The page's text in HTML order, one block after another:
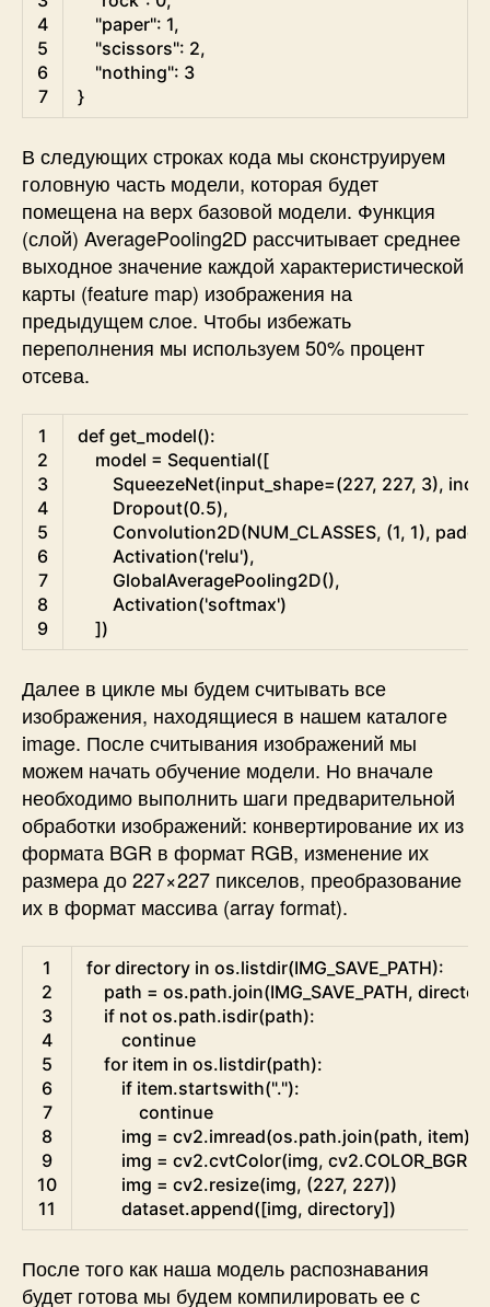
4
5
6
7
"paper": 1,
"scissors": 2,
"nothing": 3
}
В следующих строках кода мы сконструируем
головную часть модели, которая будет
помещена на верх базовой модели. Функция
(слой) AveragePooling2D рассчитывает среднее
выходное значение каждой характеристической
карты (feature map) изображения на
предыдущем слое. Чтобы избежать
переполнения мы используем 50% процент
отсева.
1
2
3
4
5
6
7
8
9
def get_model():
model = Sequential([
SqueezeNet(input_shape=(227, 227, 3),
Dropout(0.5),
Convolution2D(NUM_CLASSES, (1, 1),
Activation('relu'),
GlobalAveragePooling2D(),
Activation('softmax')
])
Далее в цикле мы будем считывать все
изображения, находящиеся в нашем каталоге
image. После считывания изображений мы
можем начать обучение модели. Но вначале
необходимо выполнить шаги предварительной
обработки изображений: конвертирование их из
формата BGR в формат RGB, изменение их
размера до 227×227 пикселов, преобразование
их в формат массива (array format).
Python
1
2
3
4
5
6
7
8
9
10
11
for directory in os.listdir(IMG_SAVE_PATH):
path = os.path.join(IMG_SAVE_PATH,
if not os.path.isdir(path):
continue
for item in os.listdir(path):
if item.startswith("."):
continue
img = cv2.imread(os.path.join(path, item)
img = cv2.cvtColor(img, cv2.
img = cv2.resize(img, (227, 227))
dataset.append([img, directory])
После того как наша модель распознавания
будет готова мы будем компилировать ее с